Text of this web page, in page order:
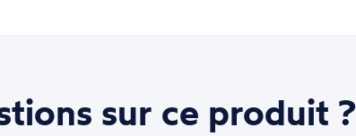
sur ce produit ?